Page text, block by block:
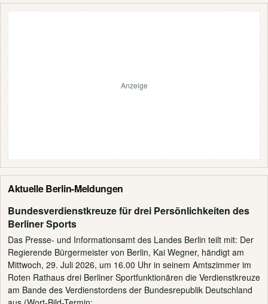
Anzeige
Aktuelle Berlin-Meldungen
Bundesverdienstkreuze für drei Persönlichkeiten des
Berliner Sports
Das Presse- und Informationsamt des Landes Berlin teilt mit: Der
Regierende Bürgermeister von Berlin, Kai Wegner, händigt am
Mittwoch, 29. Juli 2026, um 16.00 Uhr in seinem Amtszimmer im
Roten Rathaus drei Berliner Sportfunktionären die Verdienstkreuze
am Bande des Verdienstordens der Bundesrepublik Deutschland